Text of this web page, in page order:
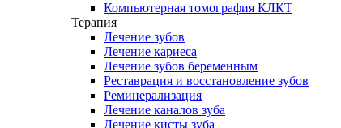
Компьютерная томография КЛКТ
Терапия
Лечение зубов
Лечение кариеса
Лечение зубов беременным
Реставрация и восстановление зубов
Реминерализация
Лечение каналов зуба
Лечение кисты зуба